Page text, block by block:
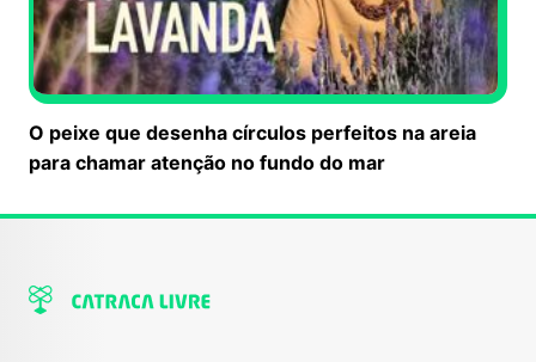
O peixe que desenha círculos perfeitos na areia
para chamar atenção no fundo do mar